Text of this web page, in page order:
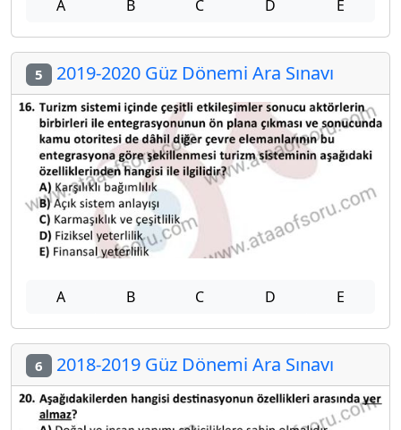
A B C D E
5 2019-2020 Güz Dönemi Ara Sınavı
A B C D E
6 2018-2019 Güz Dönemi Ara Sınavı